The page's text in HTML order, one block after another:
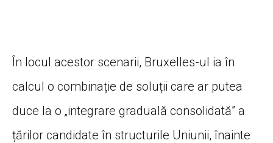
În locul acestor scenarii, Bruxelles-ul ia în
calcul o combinație de soluții care ar putea
duce la o „integrare graduală consolidată” a
țărilor candidate în structurile Uniunii, înainte